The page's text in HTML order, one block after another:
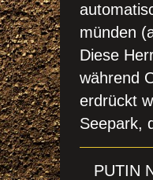
münden
Diese
während
erdrückt
Seepark,
PUTIN